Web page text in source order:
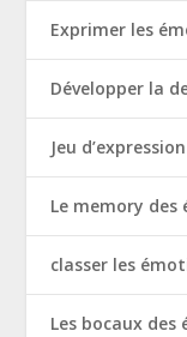
Exprimer les
Développer la
Jeu
Le memory des
classer les
Les bocaux des